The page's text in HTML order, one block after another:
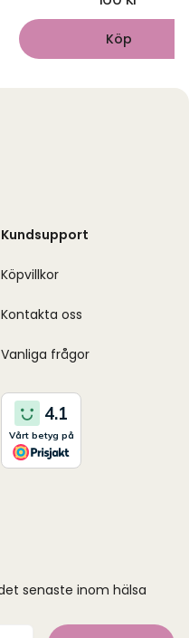
Köp
Kundsupport
Köpvillkor
Kontakta oss
Vanliga frågor
senaste inom hälsa